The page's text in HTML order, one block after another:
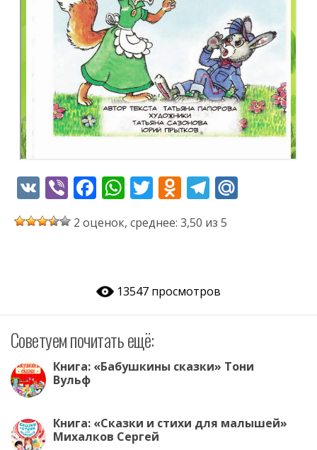
V
K
Vi
b
er
F
e
o
o
k
W
at
p
p
T
itt
O
d
n
as
s
ki
T
el
e
m
2 оценок, среднее: 3,50 из 5
13547 просмотров
Советуем почитать ещё:
Книга: «Бабушкины сказки» Тони
Вульф
Книга: «Сказки и стихи для малышей»
Михалков Сергей